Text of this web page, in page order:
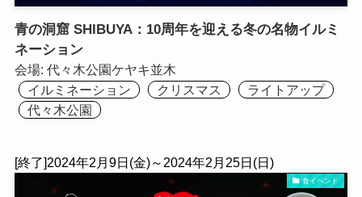
青の洞窟 SHIBUYA：10周年を迎える冬の名物イルミ
ネーション
会場: 代々木公園ケヤキ並木
イルミネーション
クリスマス
ライトアップ
代々木公園
[終了]2024年2月9日(金)～2024年2月25日(日)
食イベント